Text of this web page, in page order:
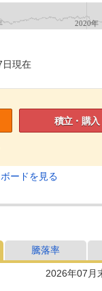
2020年
日現在
積立・購入
ードを見る
騰落率
2026年07月